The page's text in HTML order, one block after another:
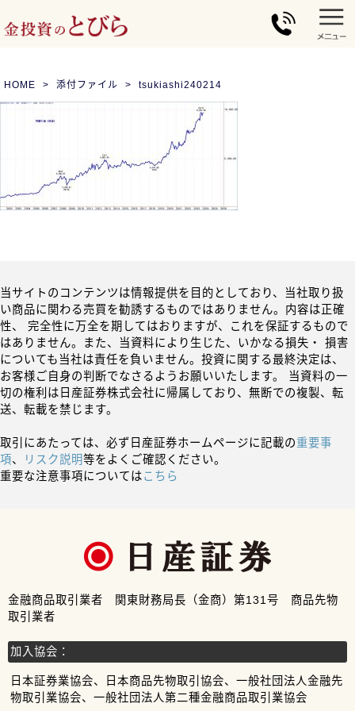
HOME 添付ファイル tsukiashi240214
当サイトのコンテンツは情報提供を目的としており、当社取り扱
い商品に関わる売買を勧誘するものではありません。内容は正確
性、 完全性に万全を期してはおりますが、これを保証するもので
はありません。また、当資料により生じた、いかなる損失・ 損害
についても当社は責任を負いません。投資に関する最終決定は、
お客様ご自身の判断でなさるようお願いいたします。 当資料の一
切の権利は日産証券株式会社に帰属しており、無断での複製、転
送、転載を禁じます。
取引にあたっては、必ず日産証券ホームページに記載の重要事
項、 リスク説明等をよくご確認ください。
重要な注意事項についてはこちら
金融商品取引業者 関東財務局長（金商）第131号 商品先物
取引業者
加入協会：
日本証券業協会、日本商品先物取引協会、一般社団法人金融先
物取引業協会、一般社団法人第二種金融商品取引業協会